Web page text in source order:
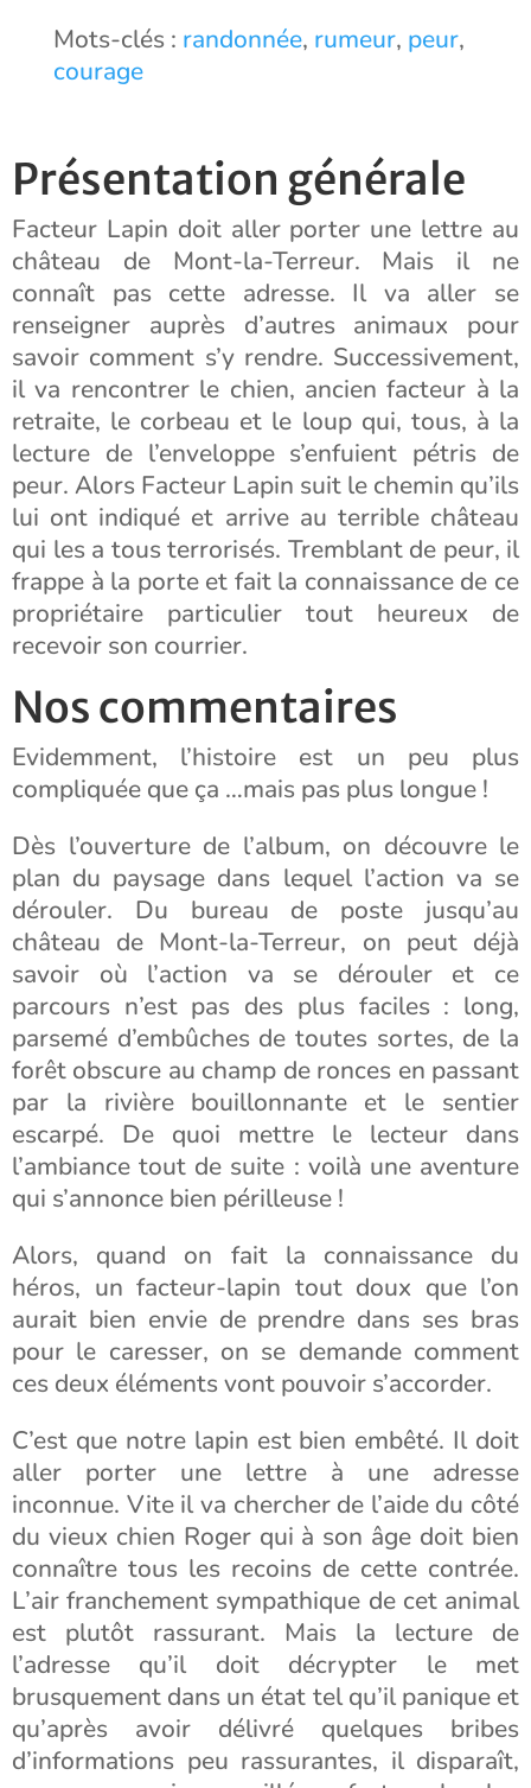
Mots-clés : randonnée, rumeur, peur,
courage
Présentation générale
Facteur Lapin doit aller porter une lettre au
château de Mont-la-Terreur. Mais il ne
connaît pas cette adresse. Il va aller se
renseigner auprès d’autres animaux pour
savoir comment s’y rendre. Successivement,
il va rencontrer le chien, ancien facteur à la
retraite, le corbeau et le loup qui, tous, à la
lecture de l’enveloppe s’enfuient pétris de
peur. Alors Facteur Lapin suit le chemin qu’ils
lui ont indiqué et arrive au terrible château
qui les a tous terrorisés. Tremblant de peur, il
frappe à la porte et fait la connaissance de ce
propriétaire particulier tout heureux de
recevoir son courrier.
Nos commentaires
Evidemment, l’histoire est un peu plus
compliquée que ça …mais pas plus longue !
Dès l’ouverture de l’album, on découvre le
plan du paysage dans lequel l’action va se
dérouler. Du bureau de poste jusqu’au
château de Mont-la-Terreur, on peut déjà
savoir où l’action va se dérouler et ce
parcours n’est pas des plus faciles : long,
parsemé d’embûches de toutes sortes, de la
forêt obscure au champ de ronces en passant
par la rivière bouillonnante et le sentier
escarpé. De quoi mettre le lecteur dans
l’ambiance tout de suite : voilà une aventure
qui s’annonce bien périlleuse !
Alors, quand on fait la connaissance du
héros, un facteur-lapin tout doux que l’on
aurait bien envie de prendre dans ses bras
pour le caresser, on se demande comment
ces deux éléments vont pouvoir s’accorder.
C’est que notre lapin est bien embêté. Il doit
aller porter une lettre à une adresse
inconnue. Vite il va chercher de l’aide du côté
du vieux chien Roger qui à son âge doit bien
connaître tous les recoins de cette contrée.
L’air franchement sympathique de cet animal
est plutôt rassurant. Mais la lecture de
l’adresse qu’il doit décrypter le met
brusquement dans un état tel qu’il panique et
qu’après avoir délivré quelques bribes
d’informations peu rassurantes, il disparaît,